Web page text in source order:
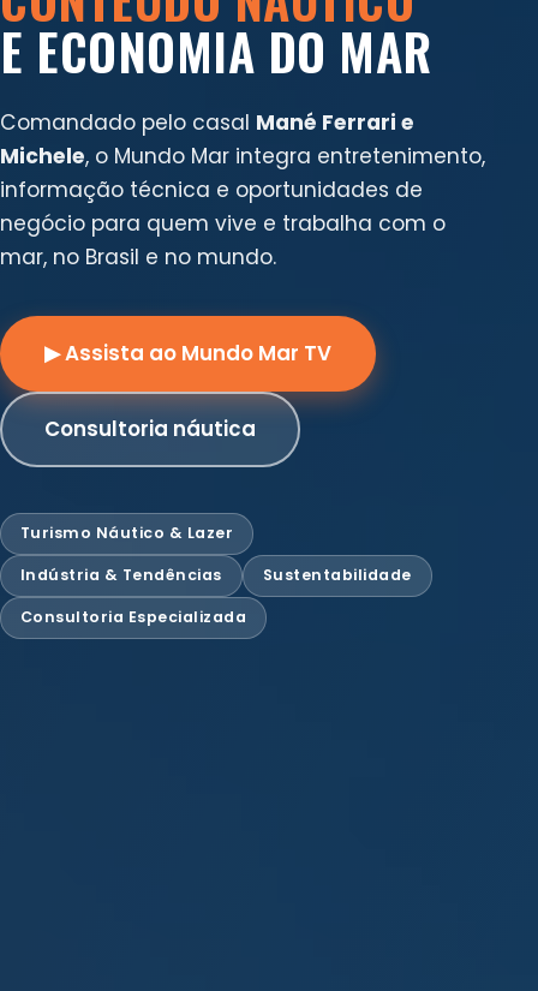
E ECONOMIA DO MAR
Comandado pelo casal Mané Ferrari e
Michele, o Mundo Mar integra entretenimento,
informação técnica e oportunidades de
negócio para quem vive e trabalha com o
mar, no Brasil e no mundo.
▶ Assista ao Mundo Mar TV
Consultoria náutica
Turismo Náutico & Lazer
Indústria & Tendências Sustentabilidade
Consultoria Especializada